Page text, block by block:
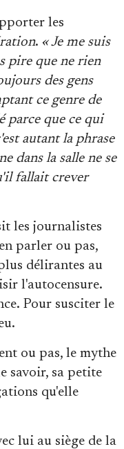
les
. « Je me suis
pire que ne rien
des gens
ce genre de
parce que ce qui
autant la phrase
dans la salle ne se
fallait crever
les journalistes
parler ou pas,
délirantes au
l'autocensure.
Pour susciter le
ou pas, le mythe
savoir, sa petite
qu'elle
lui au siège de la